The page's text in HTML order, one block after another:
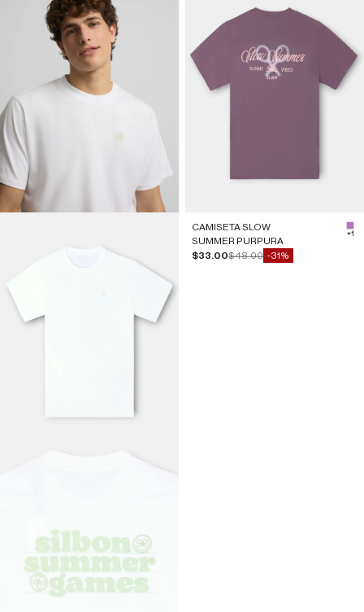
CAMISETA SLOW
SUMMER PURPURA
Precio de oferta
$33.00Precio normal
$48.00 -31%
+1